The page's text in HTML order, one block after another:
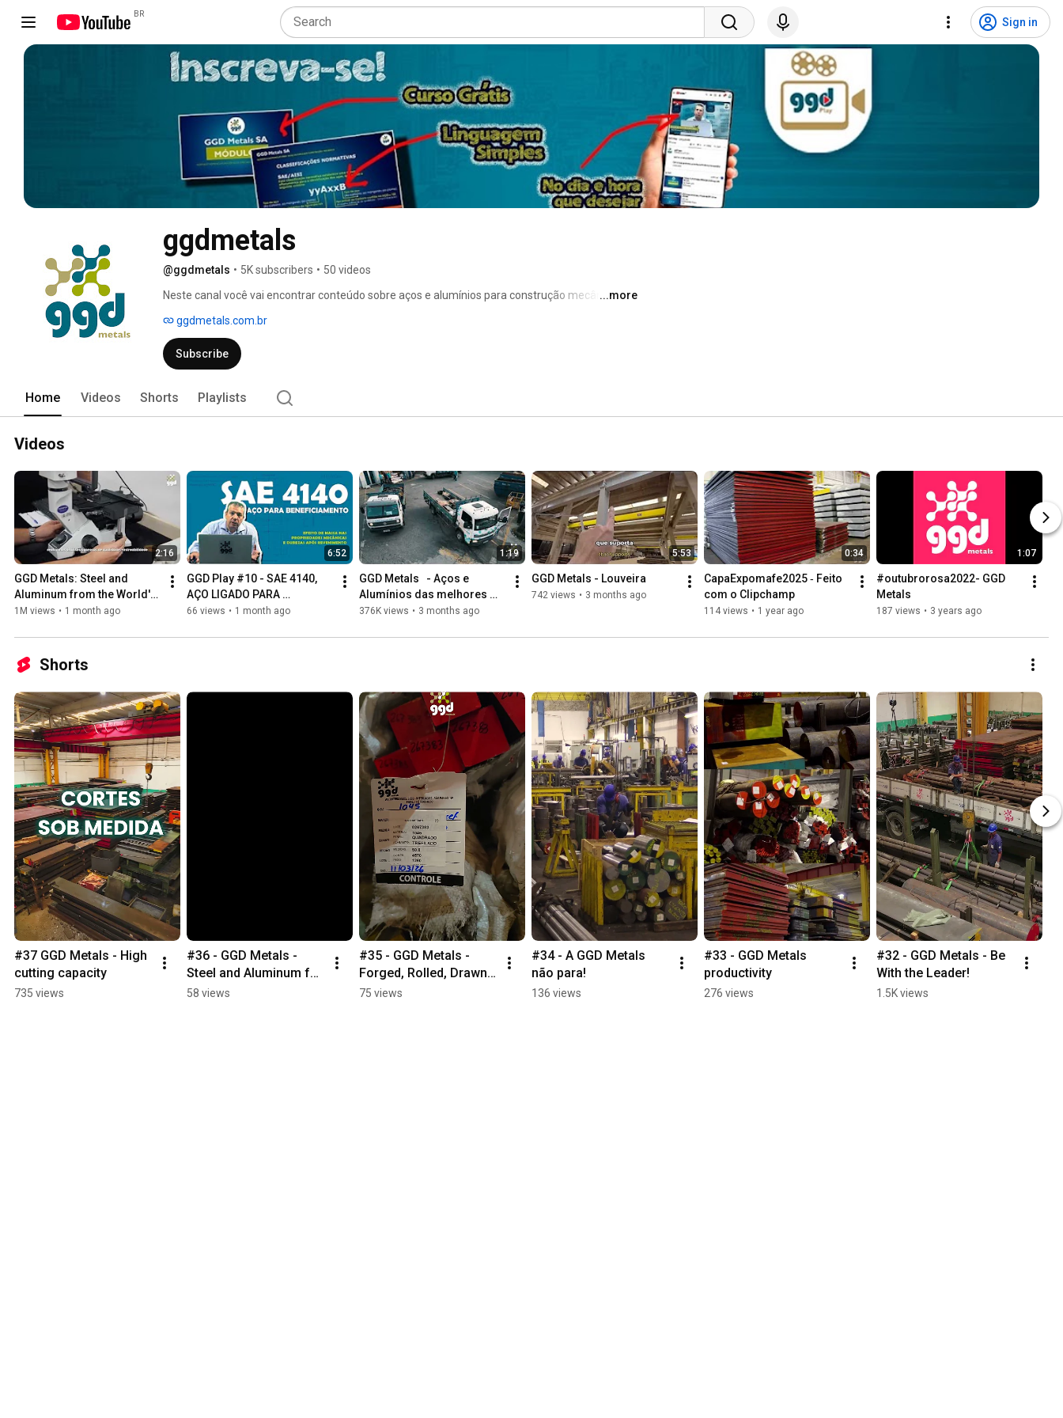
BR
Sign in
ggdmetals
@ggdmetals • 5K subscribers • 50 videos
Neste canal você vai encontrar conteúdo sobre aços e alumínios para construção mecânica, ...more
ggdmetals.com.br
Subscribe
Home Videos Shorts Playlists
Videos
2:16
GGD Metals: Steel and
Aluminum from the World's
Best Mills
1M views • 1 month ago
6:52
GGD Play #10 - SAE 4140,
AÇO LIGADO PARA
BENEFICIAMENTO
66 views • 1 month ago
1:19
GGD Metals   - Aços e
Alumínios das melhores
usinas do mundo
376K views • 3 months ago
5:53
GGD Metals - Louveira
742 views • 3 months ago
0:34
CapaExpomafe2025 ‐ Feito
com o Clipchamp
114 views • 1 year ago
1:07
#outubrorosa2022- GGD
Metals
187 views • 3 years ago
Shorts
#37 GGD Metals - High
cutting capacity
735 views
#36 - GGD Metals -
Steel and Aluminum for
various industrial
58 views
#35 - GGD Metals -
Forged, Rolled, Drawn,
and Peeled Steel Cut to
75 views
#34 - A GGD Metals
não para!
136 views
#33 - GGD Metals
productivity
276 views
#32 - GGD Metals - Be
With the Leader!
1.5K views